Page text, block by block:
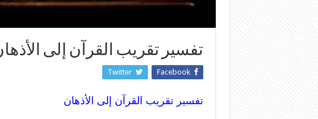
تفسير تقريب القرآن إلى
Facebook
Twitter
تفسير تقريب القرآن إلى الأذهان